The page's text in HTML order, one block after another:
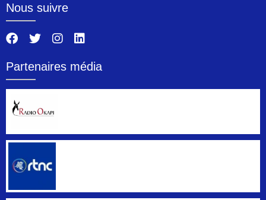
Nous suivre
Partenaires média